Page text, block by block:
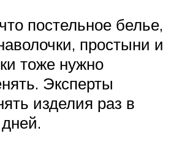
постельное белье,
простыни и
тоже нужно
Эксперты
изделия раз в